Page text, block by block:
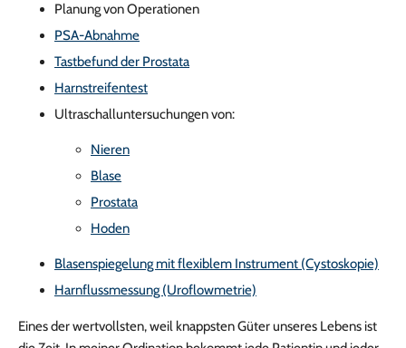
Planung von Operationen
PSA-Abnahme
Tastbefund der Prostata
Harnstreifentest
Ultraschalluntersuchungen von:
Nieren
Blase
Prostata
Hoden
Blasenspiegelung mit flexiblem Instrument (Cystoskopie)
Harnflussmessung (Uroflowmetrie)
Eines der wertvollsten, weil knappsten Güter unseres Lebens ist